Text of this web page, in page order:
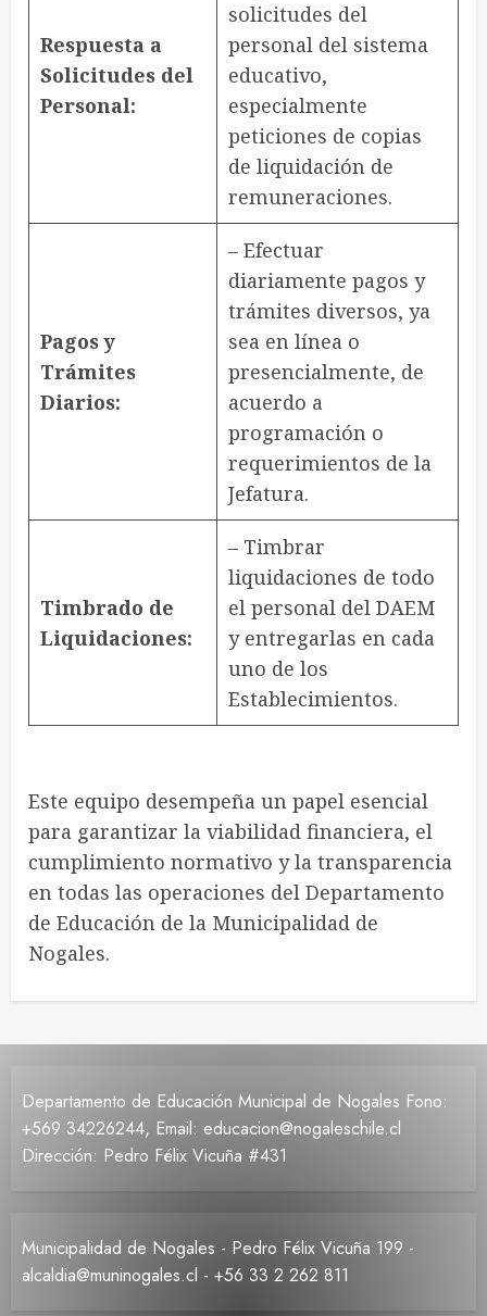
Respuesta a
Solicitudes del
Personal:
solicitudes del
personal del sistema
educativo,
especialmente
peticiones de copias
de liquidación de
remuneraciones.
Pagos y
Trámites
Diarios:
– Efectuar
diariamente pagos y
trámites diversos, ya
sea en línea o
presencialmente, de
acuerdo a
programación o
requerimientos de la
Jefatura.
Timbrado de
Liquidaciones:
– Timbrar
liquidaciones de todo
el personal del DAEM
y entregarlas en cada
uno de los
Establecimientos.
Este equipo desempeña un papel esencial
para garantizar la viabilidad financiera, el
cumplimiento normativo y la transparencia
en todas las operaciones del Departamento
de Educación de la Municipalidad de
Nogales.
Departamento de Educación Municipal de Nogales Fono:
+569 34226244, Email: educacion@nogaleschile.cl
Dirección: Pedro Félix Vicuña #431
Municipalidad de Nogales - Pedro Félix Vicuña 199 -
alcaldia@muninogales.cl - +56 33 2 262 811